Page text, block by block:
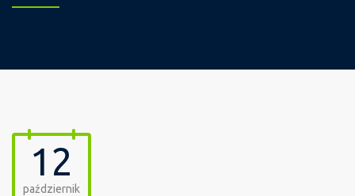
12
październik